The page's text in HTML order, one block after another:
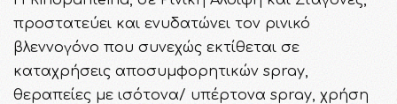
προστατεύει και ενυδατώνει τον ρινικό
βλεννογόνο που συνεχώς εκτίθεται σε
καταχρήσεις αποσυμφορητικών spray,
θεραπείες με ισότονα/ υπέρτονα spray, χρήση